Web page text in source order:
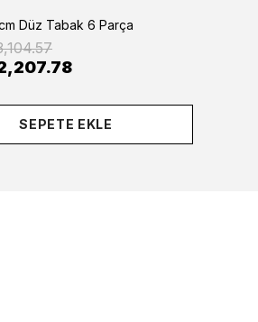
Düz Tabak 6 Parça
SEPETE EKLE